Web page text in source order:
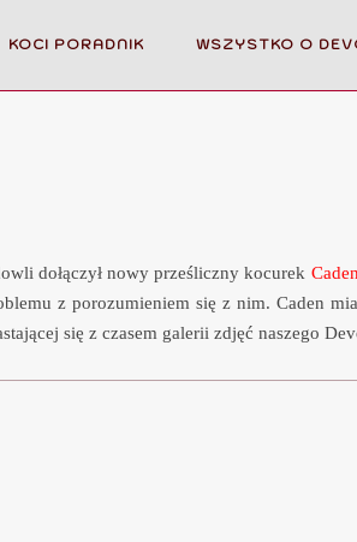
KOCI PORADNIK WSZYSTKO O
dołączył nowy prześliczny kocurek Caden
z porozumieniem się z nim. Caden
się z czasem galerii zdjęć naszego